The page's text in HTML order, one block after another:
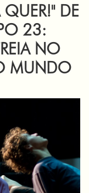
DE
23:
NO
MUNDO